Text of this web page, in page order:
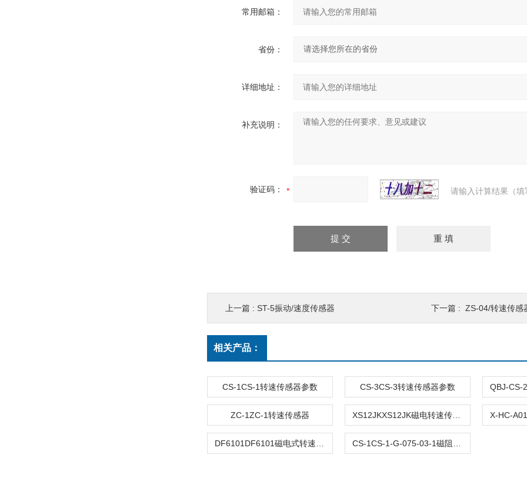
常用邮箱：
省份：
详细地址：
补充说明：
验证码： 请输入计算结果（
上一篇 : ST-5振动/速度传感器 下一篇 : ZS-04/转速传感
相关产品：
CS-1CS-1转速传感器参数 CS-3CS-3转速传感器参数
ZC-1ZC-1转速传感器